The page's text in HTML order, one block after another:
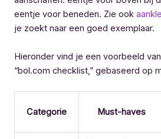
eentje voor beneden. Zie ook
je zoekt naar een goed exemplaar.
Hieronder vind je een voorbeeld
“bol.com checklist,” gebaseerd op
Categorie Must-haves